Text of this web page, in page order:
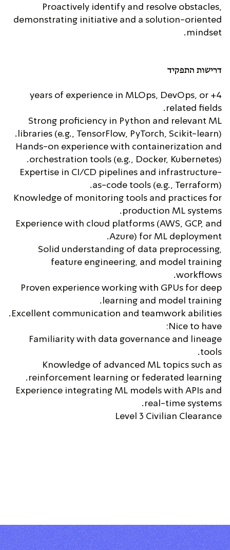
Proactively identify and resolve obstacles,
demonstrating initiative and a solution-oriented
mindset.
דרישות התפקיד
4+ years of experience in MLOps, DevOps, or
related fields.
Strong proficiency in Python and relevant ML
libraries (e.g., TensorFlow, PyTorch, Scikit-learn).
Hands-on experience with containerization and
orchestration tools (e.g., Docker, Kubernetes).
Expertise in CI/CD pipelines and infrastructure-
as-code tools (e.g., Terraform).
Knowledge of monitoring tools and practices for
production ML systems.
Experience with cloud platforms (AWS, GCP, and
Azure) for ML deployment.
Solid understanding of data preprocessing,
feature engineering, and model training
workflows.
Proven experience working with GPUs for deep
learning and model training.
Excellent communication and teamwork abilities.
Nice to have:
Familiarity with data governance and lineage
tools.
Knowledge of advanced ML topics such as
reinforcement learning or federated learning.
Experience integrating ML models with APIs and
real-time systems.
Level 3 Civilian Clearance